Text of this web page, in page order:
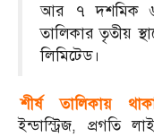
আর ৭ দশমিক
তালিকার তৃতীয়
লিমিটেড।
শীর্ষ তালিকায়
ইন্ডাস্ট্রিজ, প্রগতি